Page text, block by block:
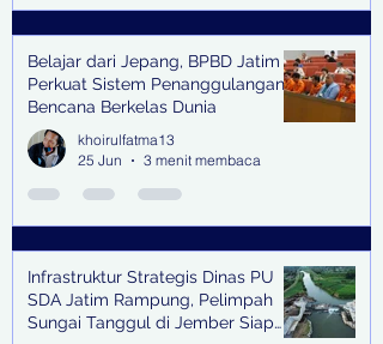
Belajar dari Jepang, BPBD Jatim
Perkuat Sistem Penanggulangan
Bencana Berkelas Dunia
khoirulfatma13
25 Jun
3 menit membaca
Infrastruktur Strategis Dinas PU
SDA Jatim Rampung, Pelimpah
Sungai Tanggul di Jember Siap